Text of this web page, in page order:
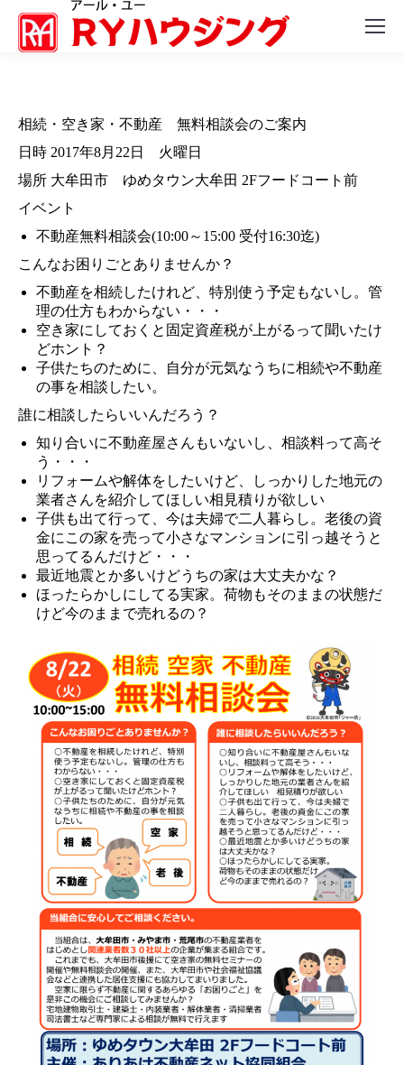
相続・空き家・不動産 無料相談会のご案内
日時 2017年8月22日 火曜日
場所 大牟田市 ゆめタウン大牟田 2Fフードコート前
イベント
不動産無料相談会(10:00～15:00 受付16:30迄)
こんなお困りごとありませんか？
不動産を相続したけれど、特別使う予定もないし。管
理の仕方もわからない・・・
空き家にしておくと固定資産税が上がるって聞いたけ
どホント？
子供たちのために、自分が元気なうちに相続や不動産
の事を相談したい。
誰に相談したらいいんだろう？
知り合いに不動産屋さんもいないし、相談料って高そ
う・・・
リフォームや解体をしたいけど、しっかりした地元の
業者さんを紹介してほしい相見積りが欲しい
子供も出て行って、今は夫婦で二人暮らし。老後の資
金にこの家を売って小さなマンションに引っ越そうと
思ってるんだけど・・・
最近地震とか多いけどうちの家は大丈夫かな？
ほったらかしにしてる実家。荷物もそのままの状態だ
けど今のままで売れるの？